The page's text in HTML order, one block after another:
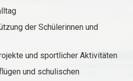
der Schülerinnen und
und sportlicher Aktivitäten
und schulischen